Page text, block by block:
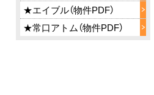
★エイブル（物件PDF）
★常口アトム（物件PDF）